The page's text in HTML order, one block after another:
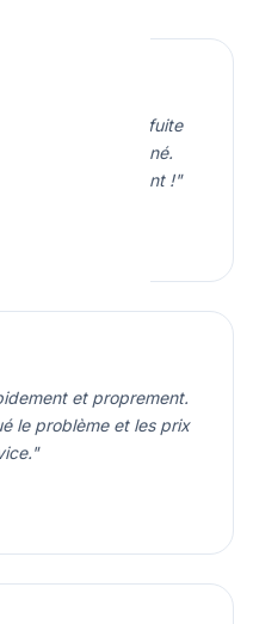
minutes pour une fuite
propre et soigné.
vivement !"
et proprement.
le problème et les prix